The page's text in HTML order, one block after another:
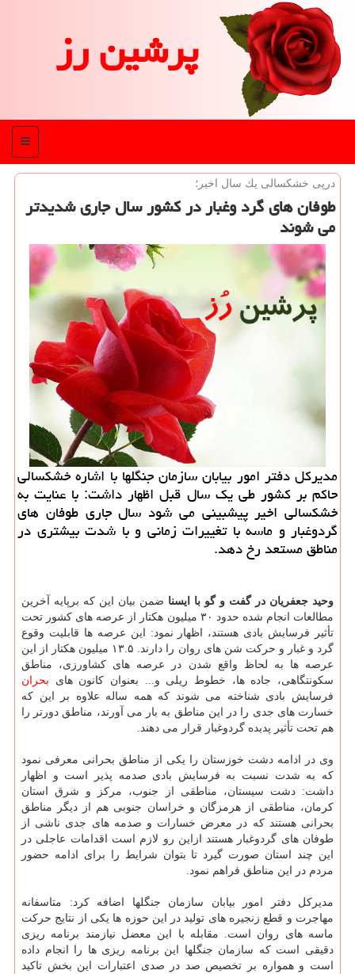
پرشین رز
منو
درپی خشكسالی یك سال اخیر؛
طوفان های گرد وغبار در کشور سال جاری شدیدتر
می شوند
مدیرکل دفتر امور بیابان سازمان جنگلها با اشاره خشکسالی
حاکم بر کشور طی یک سال قبل اظهار داشت: با عنایت به
خشکسالی اخیر پیشبینی می شود سال جاری طوفان های
گردوغبار و ماسه با تغییرات زمانی و با شدت بیشتری در
مناطق مستعد رخ دهد.
وحید جعفریان در گفت و گو با ایسنا ضمن بیان این که برپایه آخرین
مطالعات انجام شده حدود ۳۰ میلیون هکتار از عرصه های کشور تحت
تأثیر فرسایش بادی هستند، اظهار نمود: این عرصه ها قابلیت وقوع
گرد و غبار و حرکت شن های روان را دارند. ۱۳.۵ میلیون هکتار از این
عرصه ها به لحاظ واقع شدن در عرصه های کشاورزی، مناطق
سکونتگاهی، جاده ها، خطوط ریلی و... بعنوان کانون های بحران
فرسایش بادی شناخته می شوند که همه ساله علاوه بر این که
خسارت های جدی را در این مناطق به بار می آورند، مناطق دورتر را
هم تحت تأثیر پدیده گردوغبار قرار می دهند.
وی در ادامه دشت خوزستان را یکی از مناطق بحرانی معرفی نمود
که به شدت نسبت به فرسایش بادی صدمه پذیر است و اظهار
داشت: دشت سیستان، مناطقی از جنوب، مرکز و شرق استان
کرمان، مناطقی از هرمزگان و خراسان جنوبی هم از دیگر مناطق
بحرانی هستند که در معرض خسارات و صدمه های جدی ناشی از
طوفان های گردوغبار هستند ازاین رو لازم است اقدامات عاجلی در
این چند استان صورت گیرد تا بتوان شرایط را برای ادامه حضور
مردم در این مناطق فراهم نمود.
مدیرکل دفتر امور بیابان سازمان جنگلها اضافه کرد: متاسفانه
مهاجرت و قطع زنجیره های تولید در این حوزه ها یکی از نتایج حرکت
ماسه های روان است. مقابله با این معضل نیازمند برنامه ریزی
دقیقی است که سازمان جنگلها این برنامه ریزی ها را انجام داده
است و همواره بر تخصیص صد در صدی اعتبارات این بخش تاکید